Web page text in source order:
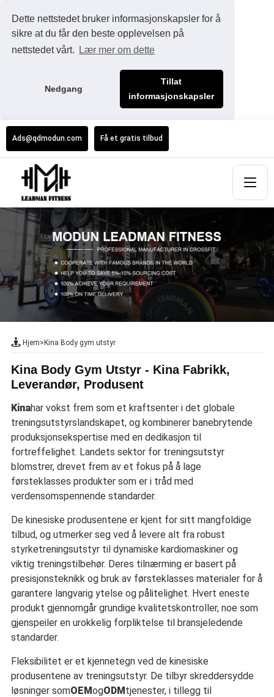
Dette nettstedet bruker informasjonskapsler for å
sikre at du får den beste opplevelsen på
nettstedet vårt.
Lær mer om dette
Nedgang
Tillat
informasjonskapsler
Ads@qdmodun.com Få et gratis tilbud
Hjem>Kina Body gym utstyr
Kina Body Gym Utstyr - Kina Fabrikk,
Leverandør, Produsent
Kinahar vokst frem som et kraftsenter i det globale
treningsutstyrslandskapet, og kombinerer banebrytende
produksjonsekspertise med en dedikasjon til
fortreffelighet. Landets sektor for treningsutstyr
blomstrer, drevet frem av et fokus på å lage
førsteklasses produkter som er i tråd med
verdensomspennende standarder.
De kinesiske produsentene er kjent for sitt mangfoldige
tilbud, og utmerker seg ved å levere alt fra robust
styrketreningsutstyr til dynamiske kardiomaskiner og
viktig treningstilbehør. Deres tilnærming er basert på
presisjonsteknikk og bruk av førsteklasses materialer for å
garantere langvarig ytelse og pålitelighet. Hvert eneste
produkt gjennomgår grundige kvalitetskontroller, noe som
gjenspeiler en urokkelig forpliktelse til bransjeledende
standarder.
Fleksibilitet er et kjennetegn ved de kinesiske
produsentene av treningsutstyr. De tilbyr skreddersydde
løsninger somOEMogODMtjenester, i tillegg til